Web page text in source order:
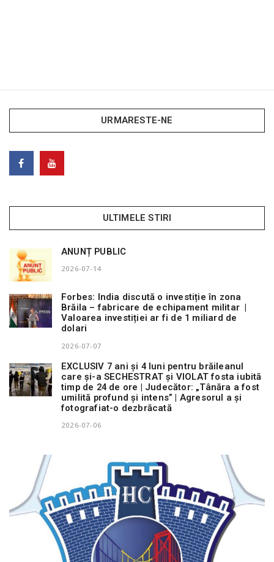
URMARESTE-NE
ULTIMELE STIRI
ANUNȚ PUBLIC
2026-07-14
Forbes: India discută o investiție în zona
Brăila – fabricare de echipament militar |
Valoarea investiției ar fi de 1 miliard de
dolari
2026-07-07
EXCLUSIV 7 ani și 4 luni pentru brăileanul
care și-a SECHESTRAT și VIOLAT fosta iubită
timp de 24 de ore | Judecător: „Tânăra a fost
umilită profund și intens” | Agresorul a și
fotografiat-o dezbrăcată
2026-07-06